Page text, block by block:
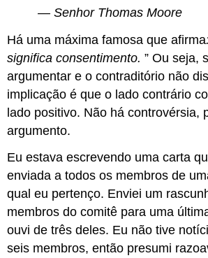
— Senhor Thomas Moore
Há uma máxima famosa que afirma
significa consentimento.” Ou seja,
argumentar e o contraditório não
implicação é que o lado contrário
lado positivo. Não há controvérsia,
argumento.
Eu estava escrevendo uma carta
enviada a todos os membros de
qual eu pertenço. Enviei um
membros do comitê para uma
ouvi de três deles. Eu não tive
seis membros, então presumi